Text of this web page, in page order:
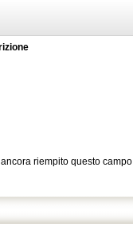
riempito questo campo